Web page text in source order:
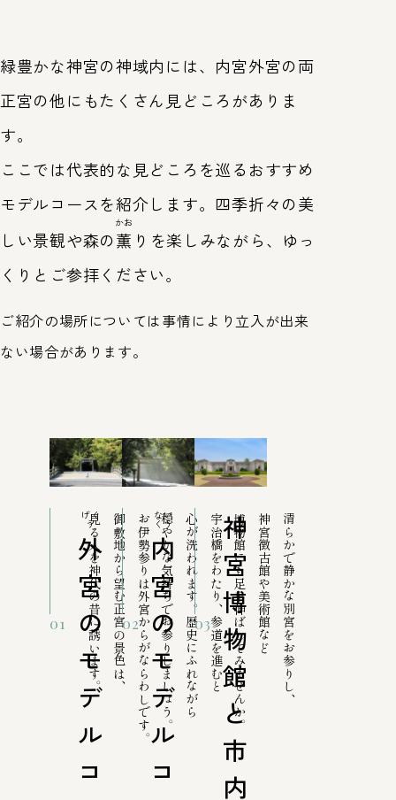
緑豊かな神宮の神域内には、内宮外宮の両
正宮の他にもたくさん見どころがありま
す。
ここでは代表的な見どころを巡るおすすめ
モデルコースを紹介します。四季折々の美
しい景観や森の薫
かお
りを楽しみながら、ゆっ
くりとご参拝ください。
ご紹介の場所については事情により立入が出来
ない場合があります。
01
外
宮
げく
う
の
モ
デ
ル
コ
お伊勢参りは外宮からがならわしです。
御敷地から望む正宮の景色は、
見る人を神代の昔に誘います。 02
内
宮
ない
くう
の
モ
デ
ル
コ
宇治橋をわたり、参道を進むと
心が洗われます。歴史にふれながら
穏やかな気持ちでお参りしましょう。 03
神
宮
博
物
館
と
市
内
清らかで静かな別宮をお参りし、
神宮徴古館や美術館など
博物館にも足を伸ばしてみませんか。